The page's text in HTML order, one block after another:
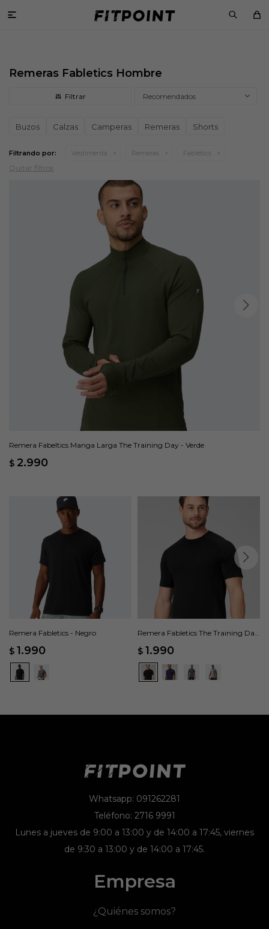

Remeras Fabletics Hombre
Recomendados
Buzos Calzas Camperas Remeras Shorts
Filtrando por: Vestimenta Remeras Fabletics
Quitar filtros
Remera Fabeltics Manga Larga The Training Day - Verde
$ 2.990
Remera Fabletics - Negro
$ 1.990
Remera Fabletics The Training Day
$ 1.990
Whatsapp: 091262281
Teléfono: 2716 9991
Lunes a jueves de 9:00 a 13:00 y de 14:00 a 17:45, viernes
de 9:30 a 13:00 y de 14:00 a 17:45.
Empresa
¿Quiénes somos?